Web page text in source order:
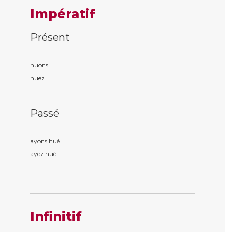
Impératif
Présent
-
huons
huez
Passé
-
ayons hué
ayez hué
Infinitif